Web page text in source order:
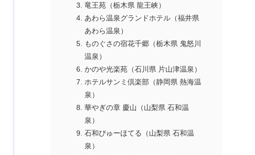
竜王苑（栃木県 龍王峡）
あわら温泉グランドホテル（福井県
あわら温泉）
ものぐさの宿花千郷（栃木県 鬼怒川
温泉）
かのや光楽苑（石川県 片山津温泉）
ホテルサンミ倶楽部（静岡県 熱海温
泉）
華やぎの章 慶山（山梨県 石和温
泉）
石和びゅーほてる（山梨県 石和温
泉）